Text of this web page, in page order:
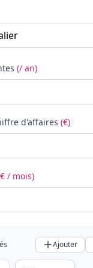
(/ an)
d'affaires (€)
/ mois)
Ajouter